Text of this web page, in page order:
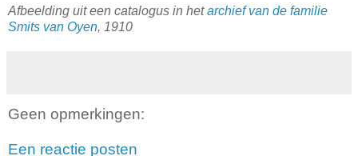
Afbeelding uit een catalogus in hetarchief van de familie
Smits van Oyen, 1910
Geen opmerkingen:
Een reactie posten